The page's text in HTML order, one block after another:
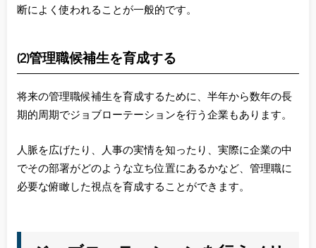
断によく使われることが一般的です。
(2)管理職候補生を育成する
将来の管理職候補生を育成するために、半年から数年の長
期的周期でジョブローテーションを行う企業もあります。
人脈を広げたり、人事の実情を知ったり、実際に企業の中
でその部署がどのような立ち位置にあるかなど、管理職に
必要な俯瞰した視点を育成することができます。